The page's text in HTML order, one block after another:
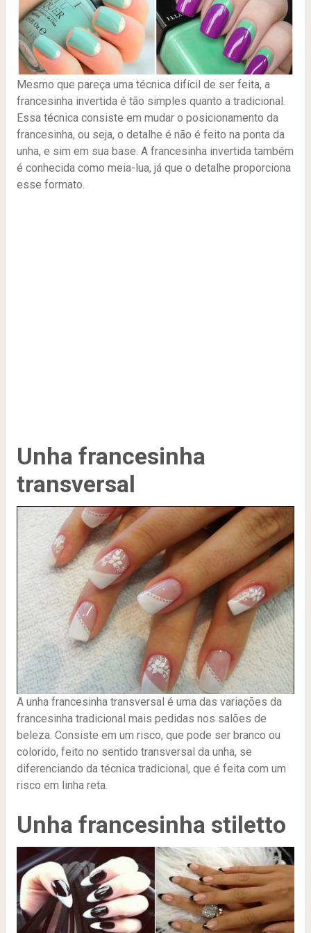
Mesmo que pareça uma técnica difícil de ser feita, a
francesinha invertida é tão simples quanto a tradicional.
Essa técnica consiste em mudar o posicionamento da
francesinha, ou seja, o detalhe é não é feito na ponta da
unha, e sim em sua base. A francesinha invertida também
é conhecida como meia-lua, já que o detalhe proporciona
esse formato.
Unha francesinha
transversal
A unha francesinha transversal é uma das variações da
francesinha tradicional mais pedidas nos salões de
beleza. Consiste em um risco, que pode ser branco ou
colorido, feito no sentido transversal da unha, se
diferenciando da técnica tradicional, que é feita com um
risco em linha reta.
Unha francesinha stiletto